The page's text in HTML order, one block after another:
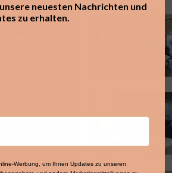
neuesten Nachrichten und
zu erhalten.​
Werbung, um Ihnen Updates zu unseren